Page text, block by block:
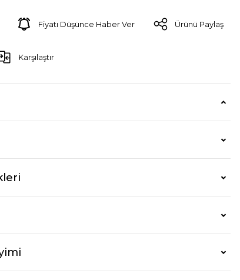
Fiyatı Düşünce Haber Ver Ürünü Paylaş
Karşılaştır